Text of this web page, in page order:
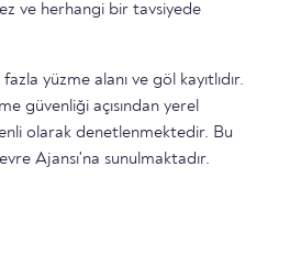
ve herhangi bir tavsiyede
yüzme alanı ve göl kayıtlıdır.
güvenliği açısından yerel
olarak denetlenmektedir. Bu
Ajansı'na sunulmaktadır.